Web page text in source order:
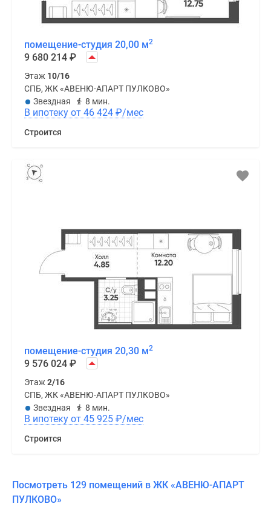
помещение-студия 20,00 м2
9 680 214 ₽
Этаж 10/16
СПБ, ЖК «АВЕНЮ-АПАРТ ПУЛКОВО»
Звездная
8 мин.
В ипотеку от 46 424 ₽/мес
Строится
помещение-студия 20,30 м2
9 576 024 ₽
Этаж 2/16
СПБ, ЖК «АВЕНЮ-АПАРТ ПУЛКОВО»
Звездная
8 мин.
В ипотеку от 45 925 ₽/мес
Строится
Посмотреть 129 помещений в ЖК «АВЕНЮ-АПАРТ
ПУЛКОВО»